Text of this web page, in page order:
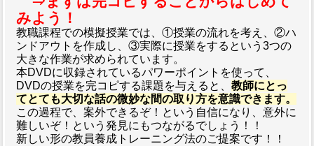
みよう！
教職課程での模擬授業では、①授業の流れを考え、②ハ
ンドアウトを作成し、③実際に授業をするという3つの
大きな作業が求められています。
本DVDに収録されているパワーポイントを使って、
DVDの授業を完コピする課題を与えると、 教師にとっ
てとても大切な話の微妙な間の取り方を意識できます。
この過程で、案外できるぞ！という自信になり、意外に
難しいぞ！という発見にもつながるでしょう！！
新しい形の教員養成トレーニング法のご提案です！！